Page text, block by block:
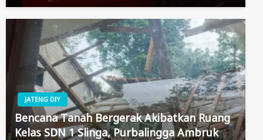
JATENG DIY
Bencana Tanah Bergerak Akibatkan Ruang
Kelas SDN 1 Slinga, Purbalingga Ambruk